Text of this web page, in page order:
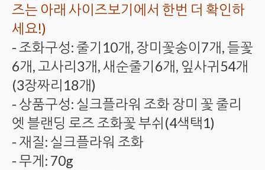
즈는 아래 사이즈보기에서 한번 더 확인하
세요!)
- 조화구성: 줄기10개, 장미꽃송이7개, 들꽃
6개, 고사리3개, 새순줄기6개, 잎사귀54개
(3장짜리18개)
- 상품구성: 실크플라워 조화 장미 꽃 줄리
엣 블랜딩 로즈 조화꽃 부쉬(4색택1)
- 재질: 실크플라워 조화
- 무게: 70g